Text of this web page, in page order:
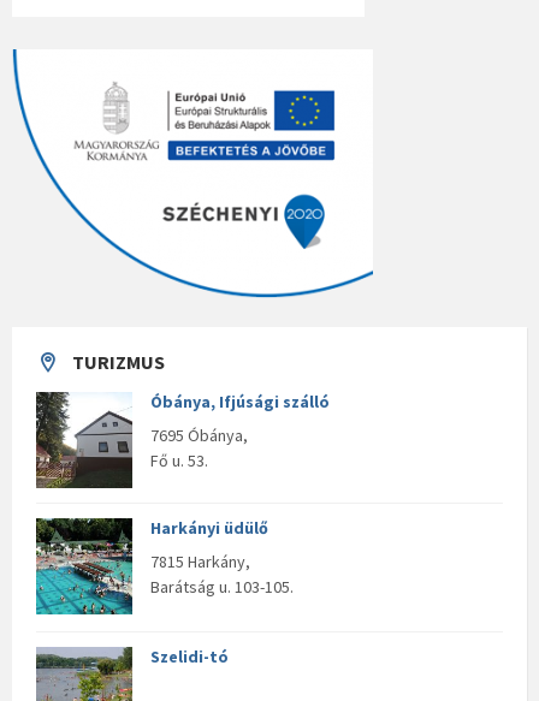
TURIZMUS
Óbánya, Ifjúsági szálló
7695 Óbánya,
Fő u. 53.
Harkányi üdülő
7815 Harkány,
Barátság u. 103-105.
Szelidi-tó